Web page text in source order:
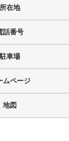
所在地
話番号
駐車場
ムページ
地図